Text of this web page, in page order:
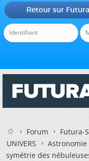
Retour sur Futura
Forum
Futura-
UNIVERS
symétrie des